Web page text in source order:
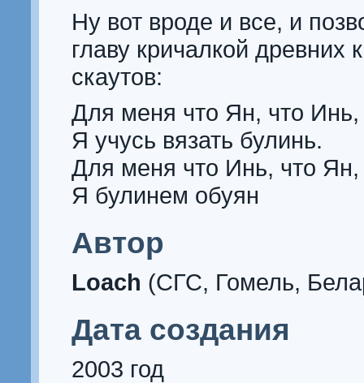
Ну вот вроде и все, и
главу кричалкой древних
скаутов:
Для меня что Ян, что Инь,
Я учусь вязать булинь.
Для меня что Инь, что Ян,
Я булинем обуян
Автор
Loach (СГС, Гомель,
Дата создания
2003 год